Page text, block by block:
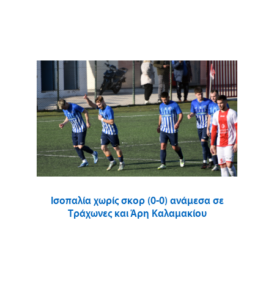
Ισοπαλία χωρίς σκορ (0-0) ανάμεσα σε
Τράχωνες και Άρη Καλαμακίου